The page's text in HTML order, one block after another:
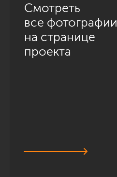
Смотреть
все фотографии
на странице
проекта